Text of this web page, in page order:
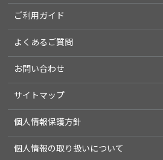
ご利用ガイド
よくあるご質問
お問い合わせ
サイトマップ
個人情報保護方針
個人情報の取り扱いについて